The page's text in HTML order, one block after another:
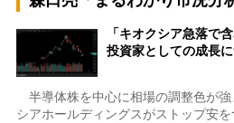
「キオクシア急落で
投資家としての成長
半導体株を中心に相場の調整色が強
シアホールディングスがストップ安